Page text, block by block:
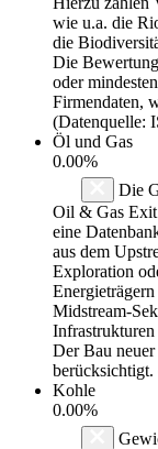
wie u.a. die
die
Die
oder
Firmendaten,
(Datenquelle:
Öl und Gas
0.00%
Die
Oil & Gas
eine
aus dem
Exploration
Midstream-
Der Bau
Kohle
0.00%